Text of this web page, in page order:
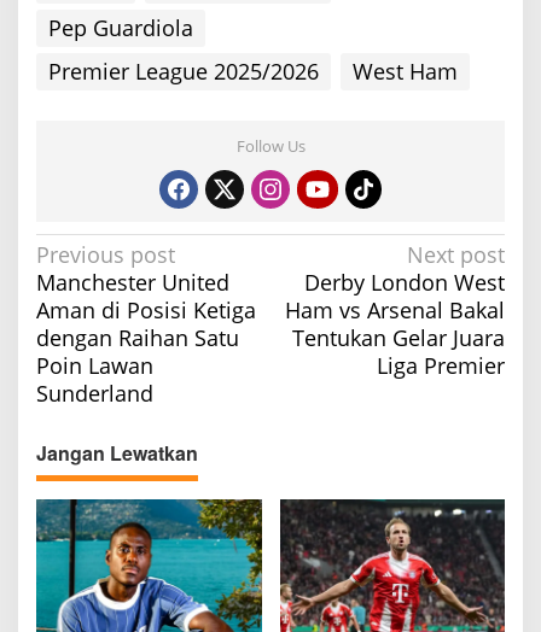
Pep Guardiola
Premier League 2025/2026
West Ham
Follow Us
P
o
s
t
n
v
i
g
t
Previous post
Manchester United
Aman di Posisi Ketiga
dengan Raihan Satu
Poin Lawan
Sunderland
Next post
Derby London West
Ham vs Arsenal Bakal
Tentukan Gelar Juara
Liga Premier
Jangan Lewatkan